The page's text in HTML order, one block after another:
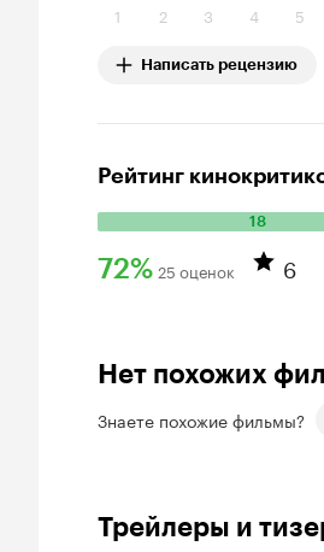
1 2 3 4 5
Написать рецензию
Рейтинг
18
Количество положительных
72% 25 оценок 6
Нет похожих
Знаете похожие фильмы?
Трейлеры и